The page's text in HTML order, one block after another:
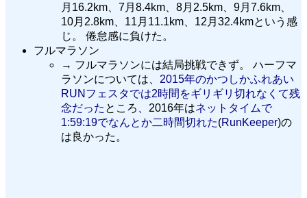
月16.2km、7月8.4km、8月2.5km、9月7.6km、
10月2.8km、11月11.1km、12月32.4kmという感
じ。 倦怠感に負けた。
フルマラソン
→ フルマラソンには結局挑戦できず。 ハーフマ
ラソンについては、 2015年のかつしかふれあい
RUNフェスタでは2時間をギリギリ切れなくて残
念だった ところ、2016年はネットタイムで
1:59:19でなんとか二時間切れた(RunKeeper)の
は良かった。